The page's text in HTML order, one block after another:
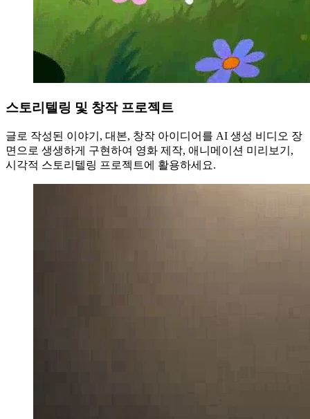
스토리텔링 및 창작 프로젝트
글로 작성된 이야기, 대본, 창작 아이디어를 AI 생성 비디오 장
면으로 생생하게 구현하여 영화 제작, 애니메이션 미리보기,
시각적 스토리텔링 프로젝트에 활용하세요.